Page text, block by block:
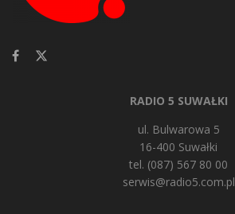
RADIO 5 SUWAŁKI
ul. Bulwarowa 5
16-400 Suwałki
tel. (087) 567 80 00
serwis@radio5.com.pl